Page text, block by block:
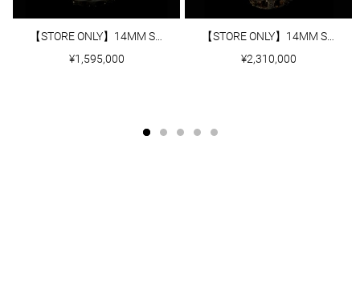
¥1,595,000
¥2,310,000